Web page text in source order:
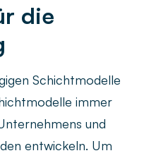
die
Schichtmodelle
immer
und
entwickeln. Um